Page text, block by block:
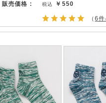
販売価格 :
￥550
（6件